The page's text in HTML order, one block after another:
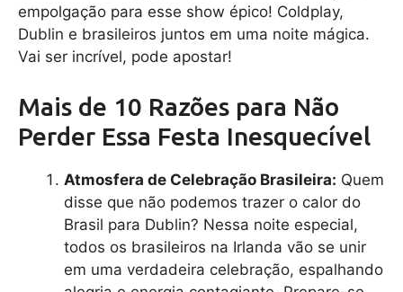
empolgação para esse show épico! Coldplay,
Dublin e brasileiros juntos em uma noite mágica.
Vai ser incrível, pode apostar!
Mais de 10 Razões para Não
Perder Essa Festa Inesquecível
Atmosfera de Celebração Brasileira: Quem
disse que não podemos trazer o calor do
Brasil para Dublin? Nessa noite especial,
todos os brasileiros na Irlanda vão se unir
em uma verdadeira celebração, espalhando